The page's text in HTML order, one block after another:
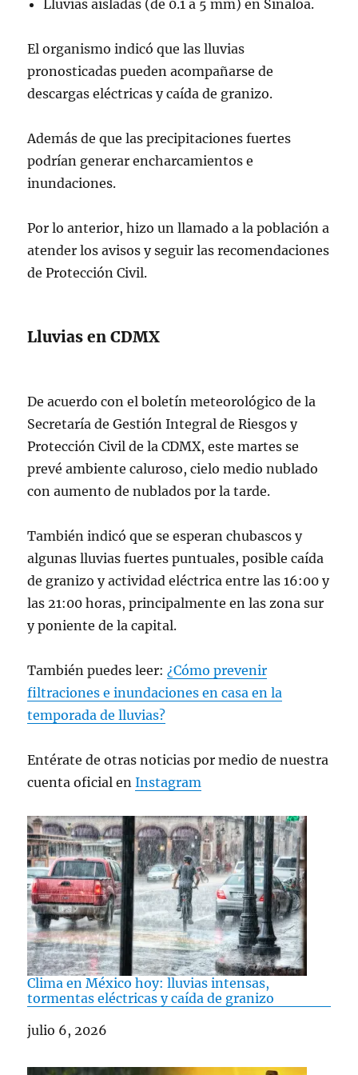
Lluvias aisladas (de 0.1 a 5 mm) en Sinaloa.
El organismo indicó que las lluvias
pronosticadas pueden acompañarse de
descargas eléctricas y caída de granizo.
Además de que las precipitaciones fuertes
podrían generar encharcamientos e
inundaciones.
Por lo anterior, hizo un llamado a la población a
atender los avisos y seguir las recomendaciones
de Protección Civil.
Lluvias en CDMX
De acuerdo con el boletín meteorológico de la
Secretaría de Gestión Integral de Riesgos y
Protección Civil de la CDMX, este martes se
prevé ambiente caluroso, cielo medio nublado
con aumento de nublados por la tarde.
También indicó que se esperan chubascos y
algunas lluvias fuertes puntuales, posible caída
de granizo y actividad eléctrica entre las 16:00 y
las 21:00 horas, principalmente en las zona sur
y poniente de la capital.
También puedes leer:¿Cómo prevenir
filtraciones e inundaciones en casa en la
temporada de lluvias?
Entérate de otras noticias por medio de nuestra
cuenta oficial enInstagram
Clima en México hoy: lluvias intensas,
tormentas eléctricas y caída de granizo
Fecha
julio 6, 2026